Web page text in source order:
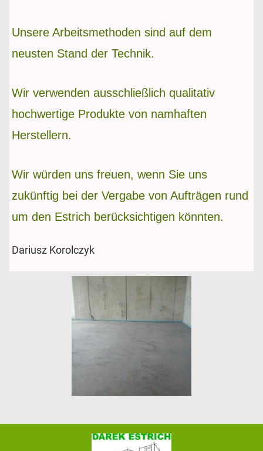
Unsere Arbeitsmethoden sind auf dem
neusten Stand der Technik.
Wir verwenden ausschließlich qualitativ
hochwertige Produkte von namhaften
Herstellern.
Wir würden uns freuen, wenn Sie uns
zukünftig bei der Vergabe von Aufträgen rund
um den Estrich berücksichtigen könnten.
Dariusz Korolczyk